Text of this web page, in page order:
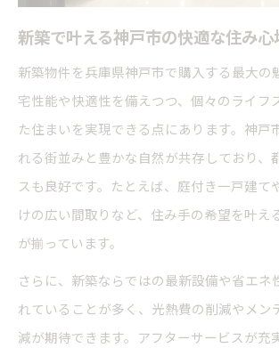
新築一戸建てで重視すべき将来
新築選びで注目したい高級住宅
神戸市新築一戸建て相場から見
買ってはいけない新築物件の見
補助金を活用した新築購入の賢い方法
新築購入時の補助金活用で得す
新築で叶える神戸市の快適な住み心
新築物件を兵庫県神戸市で購入する最大の
宅性能や快適性を備えつつ、個々のライフ
た住まいを実現できる点にあります。神戸
れる街並みと豊かな自然が共存しており、
スも良好です。たとえば、庭付き一戸建て
けの広い間取りなど、住み手の希望を叶え
が揃っています。
さらに、新築ならではの最新設備や省エネ
れていることが多く、光熱費の削減やメン
減が期待できます。アフターサービスが充